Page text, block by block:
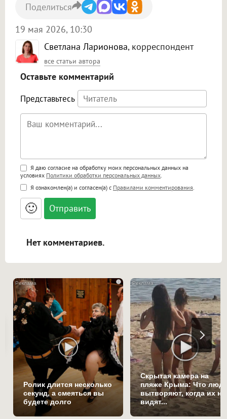
Светлана Ларионова, корреспондент
все статьи автора
19 мая 2026, 10:30
Поделиться
Оставьте комментарий
Представьтесь
Поддержка HTML
<b>, <strong>, <u>, <i>, <em>, <s>, <big>,
<small>, <sup>, <sub>, <pre>, <ul>, <ol>, <li>,
<blockquote>, <code> экранирует HTML,
адреса URL автоматически становятся
ссылками, и [img]адрес[/img] будет
Я даю согласие на обработку моих персональных данных на
условиях Политики обработки персональных данных
Я ознакомлен(а) и согласен(а) с Правилами комментирования
🙂
Нет комментариев.
i
Ролик длится несколько
секунд, а смеяться вы
будете долго
Скрытая камера на
пляже Крыма: Что
вытворяют, когда их не
видят...